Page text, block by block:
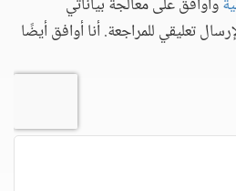
وأوافق على معالجة بياناتي
تعليقي للمراجعة. أنا أوافق أيضًا